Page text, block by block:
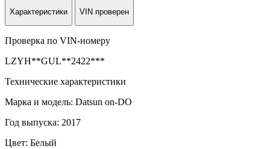
Характеристики VIN проверен
Проверка по VIN-номеру
LZYH**GUL**2422***
Технические характеристики
Марка и модель: Datsun on-DO
Год выпуска: 2017
Цвет: Белый